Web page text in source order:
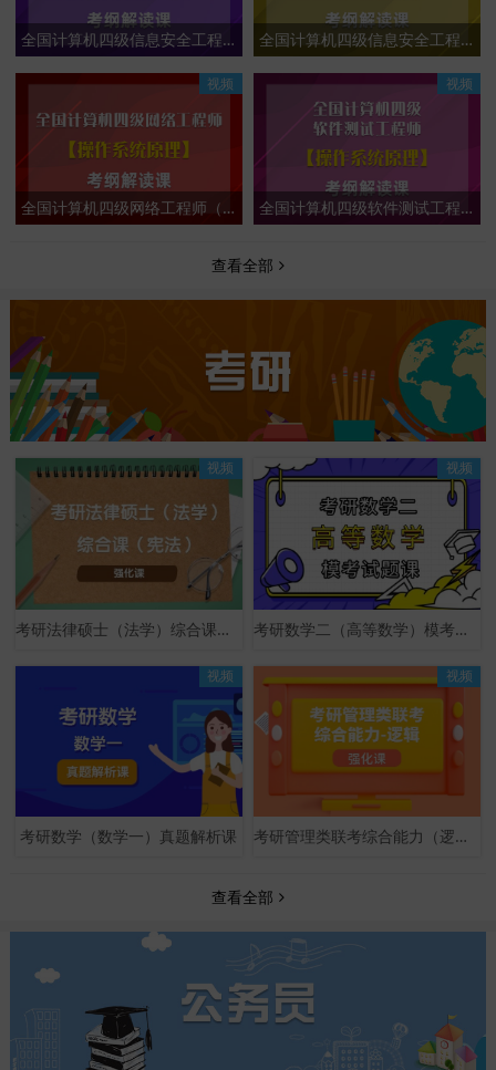
全国计算机四级信息安全工程师（操作系统原理）考纲解读课 全国计算机四级信息安全工程师（计算机网络）考纲解读课
全国计算机四级网络工程师（操作系统原理）考纲解读课
视频
全国计算机四级软件测试工程师（操作系统原理）考纲解读课
视频
查看全部
考研法律硕士（法学）综合课（宪法）强化课
视频
考研数学二（高等数学）模考试题课
视频
考研数学（数学一）真题解析课
视频
考研管理类联考综合能力（逻辑）强化课
视频
查看全部